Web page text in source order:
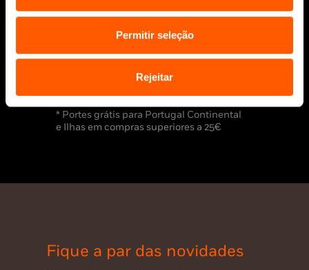
Permitir seleção
Rejeitar
* Portes grátis para Portugal Continental
e Ilhas em compras superiores a 25€
Fique a par das novidades